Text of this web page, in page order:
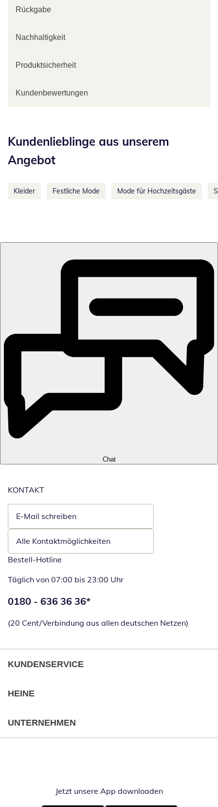
Rückgabe
Nachhaltigkeit
Produktsicherheit
Kundenbewertungen
Kundenlieblinge aus unserem
Angebot
Kleider Festliche Mode Mode für Hochzeitsgäste
Chat
KONTAKT
E-Mail schreiben
Öffnet E-Mail-Client
Alle Kontaktmöglichkeiten
Bestell-Hotline
Täglich von 07:00 bis 23:00 Uhr
Telefonnummer:
0180 - 636 36 36*
(20 Cent/Verbindung aus allen deutschen Netzen)
KUNDENSERVICE
HEINE
UNTERNEHMEN
Jetzt unsere App downloadenÖffnet in